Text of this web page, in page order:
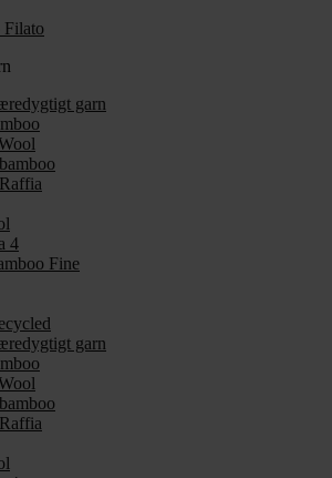
Filato
garn
4
Fine
garn